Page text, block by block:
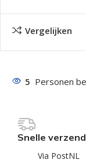
Vergelijken
5 Personen
Snelle
Via PostNL